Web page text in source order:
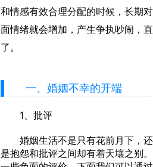
和情感有效合理分配的时候，长期
面情绪就会增加，产生争执吵闹，
了。
一、婚姻不幸的开端
1、批评
婚姻生活不是只有花前月下，还
是抱怨和批评之间却有着天壤之别